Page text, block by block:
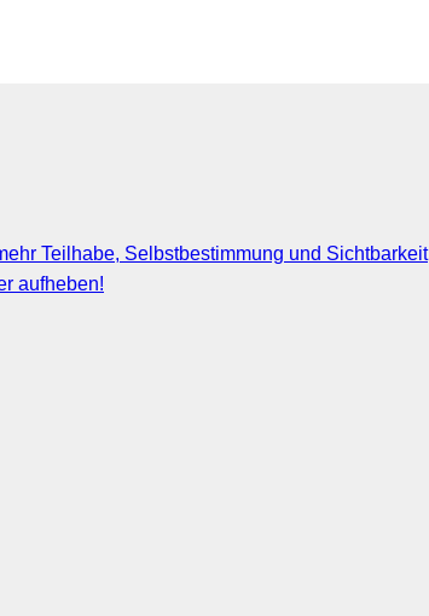
Teilhabe, Selbstbestimmung und Sichtbarkeit
aufheben!